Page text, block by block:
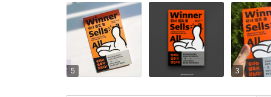
보호가 병행되어야 한다고 강조한다.
“만약 이상적인 세상이라면, 이러한 라이벌이
방향으로 발전해야 한다고 압박할 것이다. 그것
제약이 있는 사람에게 편리함을 제공하는 형태이
5 3